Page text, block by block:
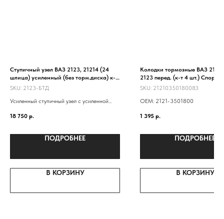
Ступичный узел ВАЗ 2123, 21214 (24
шлица) усиленный (без торм.диска) к-т
на машину
SKU: 2123-БТД
Усиленный ступичный узел с усиленной
от грузовика "Ивеко"
18 750 р.
ПОДРОБНЕЕ
В КОРЗИНУ
Колодки тормозные ВАЗ 2121-
2123 перед. (к-т 4 шт.) Спорт
SKU: 21210350180083
ОЕМ: 2121-3501800
1 395 р.
ПОДРОБНЕЕ
В КОРЗИНУ